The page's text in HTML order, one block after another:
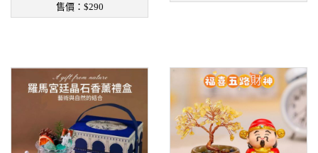
售價： $290